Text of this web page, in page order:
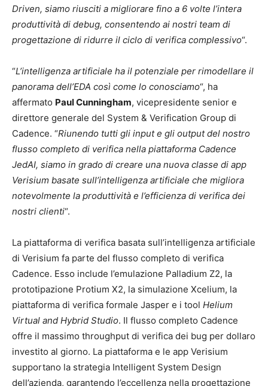
Driven, siamo riusciti a migliorare fino a 6 volte l’intera
produttività di debug, consentendo ai nostri team di
progettazione di ridurre il ciclo di verifica complessivo“.
“L’intelligenza artificiale ha il potenziale per rimodellare il
panorama dell’EDA così come lo conosciamo“, ha
affermato Paul Cunningham, vicepresidente senior e
direttore generale del System & Verification Group di
Cadence. “Riunendo tutti gli input e gli output del nostro
flusso completo di verifica nella piattaforma Cadence
JedAI, siamo in grado di creare una nuova classe di app
Verisium basate sull’intelligenza artificiale che migliora
notevolmente la produttività e l’efficienza di verifica dei
nostri clienti“.
La piattaforma di verifica basata sull’intelligenza artificiale
di Verisium fa parte del flusso completo di verifica
Cadence. Esso include l’emulazione Palladium Z2, la
prototipazione Protium X2, la simulazione Xcelium, la
piattaforma di verifica formale Jasper e i tool Helium
Virtual and Hybrid Studio. Il flusso completo Cadence
offre il massimo throughput di verifica dei bug per dollaro
investito al giorno. La piattaforma e le app Verisium
supportano la strategia Intelligent System Design
dell’azienda, garantendo l’eccellenza nella progettazione